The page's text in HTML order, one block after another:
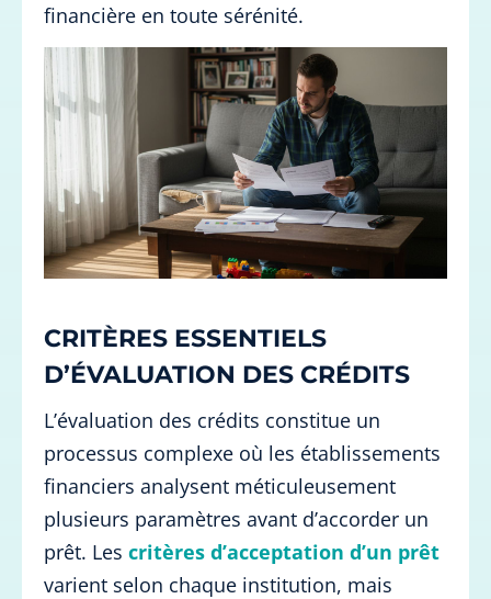
financière en toute sérénité.
CRITÈRES ESSENTIELS
D’ÉVALUATION DES CRÉDITS
L’évaluation des crédits constitue un
processus complexe où les établissements
financiers analysent méticuleusement
plusieurs paramètres avant d’accorder un
prêt. Les critères d’acceptation d’un prêt
varient selon chaque institution, mais